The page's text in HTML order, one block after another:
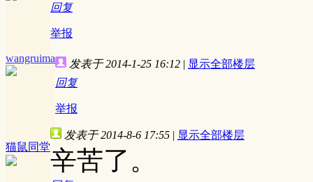
回复
举报
wangruima 发表于 2014-1-25 16:12 | 显示全部楼层
回复
举报
猫鼠同堂
发表于 2014-8-6 17:55 | 显示全部楼层
辛苦了。